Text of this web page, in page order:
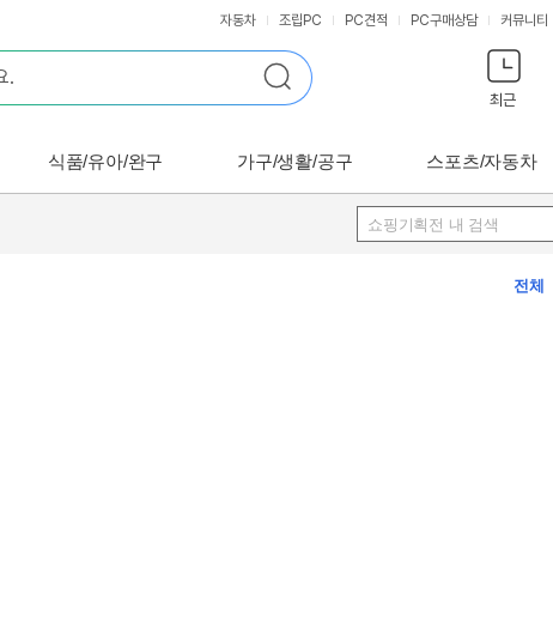
최근
자동차 조립PC PC견적 PC구매상담 커뮤니티
식품/유아/완구 가구/생활/공구 스포츠/자동차
쇼핑기획전 내 검색
전체